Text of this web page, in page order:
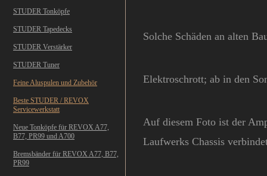
STUDER Tonköpfe
STUDER Tapedecks
STUDER Verstärker
STUDER Tuner
Feine Aluspulen und Zubehör
Beste STUDER / REVOX
Servicewerkstatt
Neue Tonköpfe für REVOX A77,
B77, PR99 und A700
Bremsbänder für REVOX A77, B77,
PR99
Solche Schäden an alten
Elektroschrott; ab in den
Auf diesem Foto ist der
Laufwerks Chassis